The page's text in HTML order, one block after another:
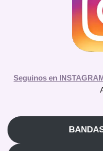
Seguinos en